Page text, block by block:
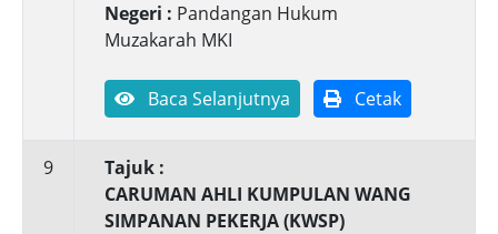
Negeri : Pandangan Hukum
Muzakarah MKI
Baca Selanjutnya Cetak
9
Tajuk :
CARUMAN AHLI KUMPULAN WANG
SIMPANAN PEKERJA (KWSP)